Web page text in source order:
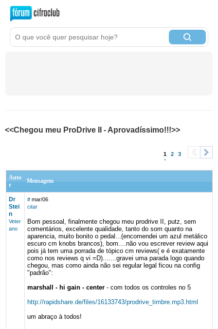
<<Chegou meu ProDrive II - Aprovadíssimo!!!>>
1 2 3
Auto
r
Mensagem
Dr
Stei
n
Veter
ano
# mar/06
citar
Bom pessoal, finalmente chegou meu prodrive II, putz, sem
comentários, excelente qualidade, tanto do som quanto na
aparencia, muito bonito o pedal...(encomendei um azul metálico
escuro cm knobs brancos), bom....não vou escrever review aqui
pois já tem uma porrada de tópico cm reviews( e é exatamente
como nos reviews q vi =D).......gravei uma parada logo quando
chegou, mas como ainda não sei regular legal ficou na config
"padrão":
marshall - hi gain - center- com todos os controles no 5
http://rapidshare.de/files/16133743/prodrive_timbre.mp3.html
um abraço à todos!